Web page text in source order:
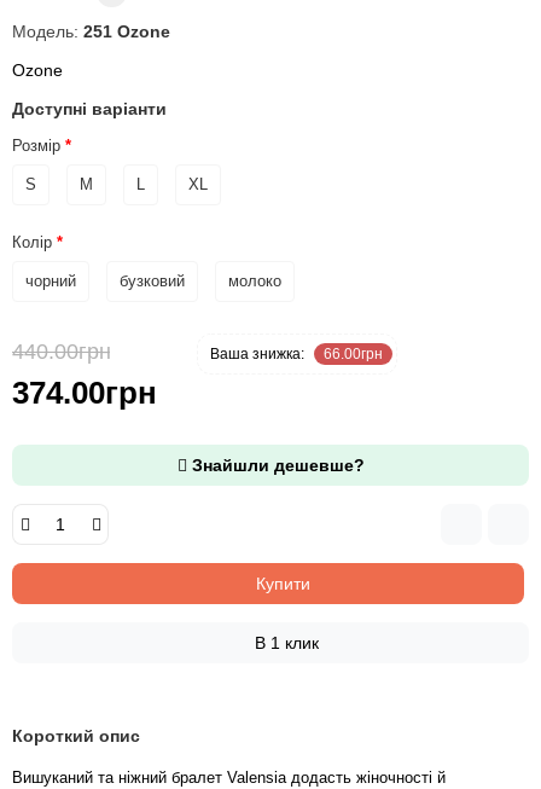
Модель: 251 Ozone
Ozone
Доступні варіанти
Розмір
S M L XL
Колір
чорний бузковий молоко
440.00грн Ваша знижка: 66.00грн
374.00грн
Знайшли дешевше?
Купити
В 1 клик
Короткий опис
Вишуканий та ніжний бралет Valensia додасть жіночності й